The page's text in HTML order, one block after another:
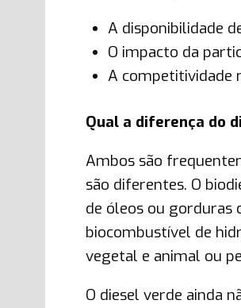
A disponibilidade
O impacto da
A competitividade
Qual a diferença do
Ambos são
são diferentes. O
de óleos ou gorduras
biocombustível de
vegetal e animal ou
O diesel verde ainda